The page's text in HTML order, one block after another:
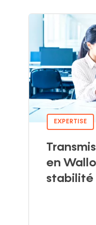
EXPERTISE
en
stabilité